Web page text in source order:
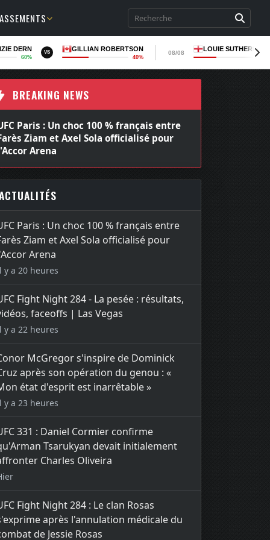
DERN
60%
VS GILLIAN ROBERTSON
40%
08/08
LOUIE
BREAKING NEWS
Paris : Un choc 100 % français entre
Ziam et Axel Sola officialisé pour
Arena
Paris : Un choc 100 % français entre
Ziam et Axel Sola officialisé pour
Arena
y a 20 heures
Fight Night 284 - La pesée : résultats,
faceoffs | Las Vegas
y a 22 heures
McGregor s'inspire de Dominick
après son opération du genou : «
état d'esprit est inarrêtable »
y a 23 heures
331 : Daniel Cormier confirme
Tsarukyan devait initialement
Charles Oliveira
Fight Night 284 : Le clan Rosas
après l'annulation médicale du
de Jessie Rosas